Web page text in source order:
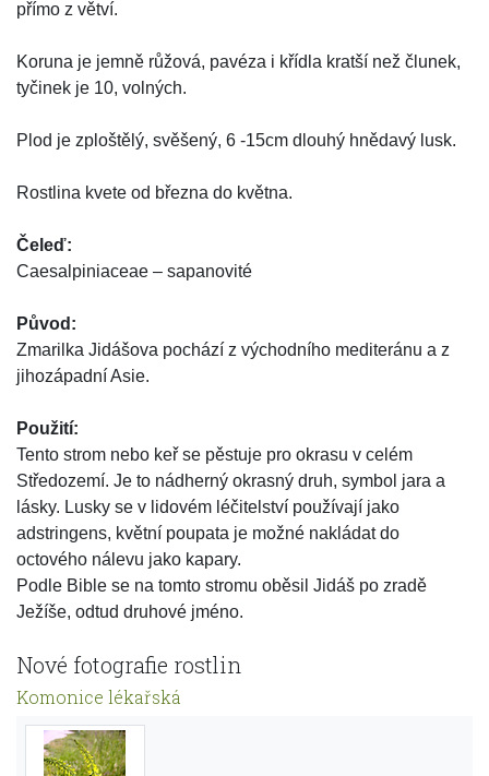
přímo z větví.
Koruna je jemně růžová, pavéza i křídla kratší než člunek,
tyčinek je 10, volných.
Plod je zploštělý, svěšený, 6 -15cm dlouhý hnědavý lusk.
Rostlina kvete od března do května.
Čeleď:
Caesalpiniaceae – sapanovité
Původ:
Zmarilka Jidášova pochází z východního mediteránu a z
jihozápadní Asie.
Použití:
Tento strom nebo keř se pěstuje pro okrasu v celém
Středozemí. Je to nádherný okrasný druh, symbol jara a
lásky. Lusky se v lidovém léčitelství používají jako
adstringens, květní poupata je možné nakládat do
octového nálevu jako kapary.
Podle Bible se na tomto stromu oběsil Jidáš po zradě
Ježíše, odtud druhové jméno.
Nové fotografie rostlin
Komonice lékařská